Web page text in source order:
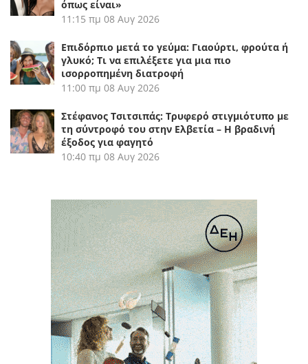
όπως είναι»
11:15 πμ 08 Αυγ 2026
Επιδόρπιο μετά το γεύμα: Γιαούρτι, φρούτα ή
γλυκό; Τι να επιλέξετε για μια πιο
ισορροπημένη διατροφή
11:00 πμ 08 Αυγ 2026
Στέφανος Τσιτσιπάς: Τρυφερό στιγμιότυπο με
τη σύντροφό του στην Ελβετία – Η βραδινή
έξοδος για φαγητό
10:40 πμ 08 Αυγ 2026